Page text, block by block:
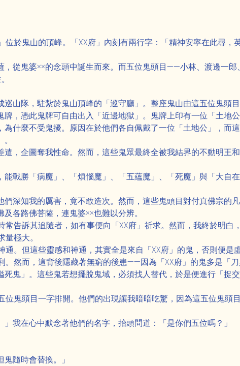
於鬼山的頂峰。「XX府」內刻有兩行字：「精神安寧在此尋，
從鬼婆××的念頭中誕生而來。而五位鬼頭目——小林、渡邊一郎
山隊，駐紮於鬼山頂峰的「巡守廳」。整座鬼山由這五位鬼頭
，憑此鬼牌可自由出入「近邊地獄」。鬼牌上印有一位「土地公
什麼不受鬼擾。原因在於他們各自佩戴了一位「土地公」，而這
，企圖奪我性命。然而，這些鬼眾最終全被我結界的不動明王
戰勝「病魔」、「煩惱魔」、「五蘊魔」、「死魔」與「大自
深知我的厲害，竟不敢造次。然而，這些鬼頭目對付真佛宗的
各路佛菩薩，連鬼婆××也難以分辨。
常告訴其追隨者，如有事便向「XX府」祈求。然而，我終於明白
極大。
。但這些靈感和神通，其實全是來自「XX府」的鬼，否則便是
然而，這背後隱藏著無窮的後患——因為「XX府」的鬼多是「刀
鬼」。這些鬼若想擺脫鬼域，必須找人替代，於是便進行「捉交
位鬼頭目一字排開。他們的出現讓我暗暗吃驚，因為這五位鬼頭
我在心中默念著他們的名字，抬頭問道：「是你們五位嗎？」
隨時會替換。」